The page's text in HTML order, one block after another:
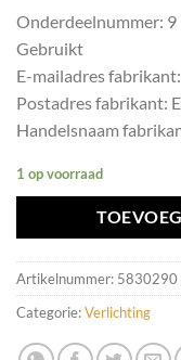
Onderdeelnummer: 9
Gebruikt
E-mailadres
Postadres fabrikant:
Handelsnaam
1 op voorraad
Artikelnummer: 5830290
Categorie:Verlichting